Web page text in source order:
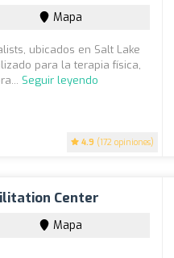
4.9 (172 opiniones)
Mapa
ubicados en Salt Lake
para la terapia física,
Seguir leyendo
Center
Mapa